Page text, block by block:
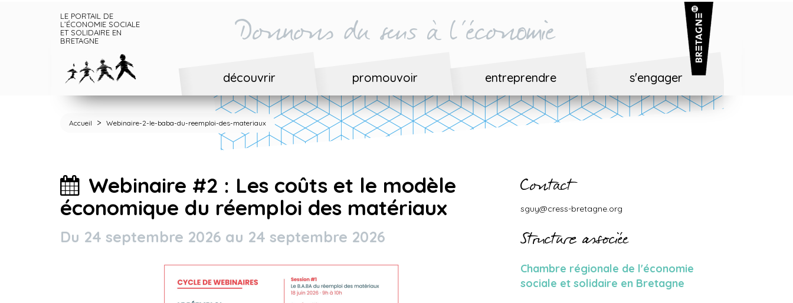
LE PORTAIL DE
L’ÉCONOMIE SOCIALE
ET SOLIDAIRE EN
BRETAGNE
Donnons du sens à l'économie
découvrir promouvoir entreprendre s'engager
Accueil > Webinaire-2-le-baba-du-reemploi-des-materiaux
Webinaire #2 : Les coûts et le modèle
économique du réemploi des matériaux
Du 24 septembre 2026 au 24 septembre 2026
Contact
sguy@cress-bretagne.org
Structure associée
Chambre régionale de l'économie
sociale et solidaire en Bretagne